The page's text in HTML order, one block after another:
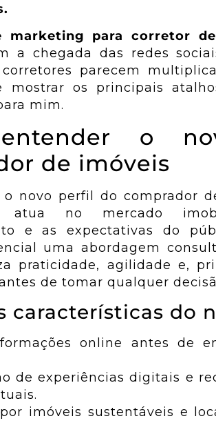
Sites
Sites
Institucionais para
profissionalizar
sua empresa no
difgital.
Saiba Mais
marketing para corretor
a chegada das redes
parecem
mostrar os principais
mim.
o
de imóveis
o novo perfil do comprador
atua no mercado
e as expectativas do
uma abordagem
praticidade, agilidade e,
de tomar qualquer
características do
online antes de
de experiências digitais e
imóveis sustentáveis e